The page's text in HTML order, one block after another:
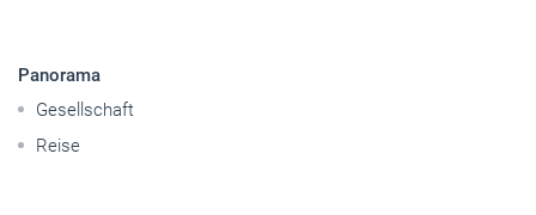
Panorama
Gesellschaft
Reise